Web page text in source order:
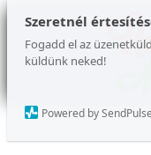
Szeretnél
Fogadd el az
küldünk neked!
Powered by SendPulse
Ugrás
tartalomhoz